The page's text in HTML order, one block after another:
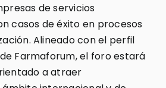
de servicios
casos de éxito en procesos
Alineado con el perfil
Farmaforum, el foro estará
a atraer